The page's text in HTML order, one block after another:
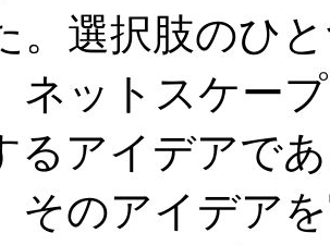
。選択肢のひ
ネットスケー
るアイデアで
そのアイデア